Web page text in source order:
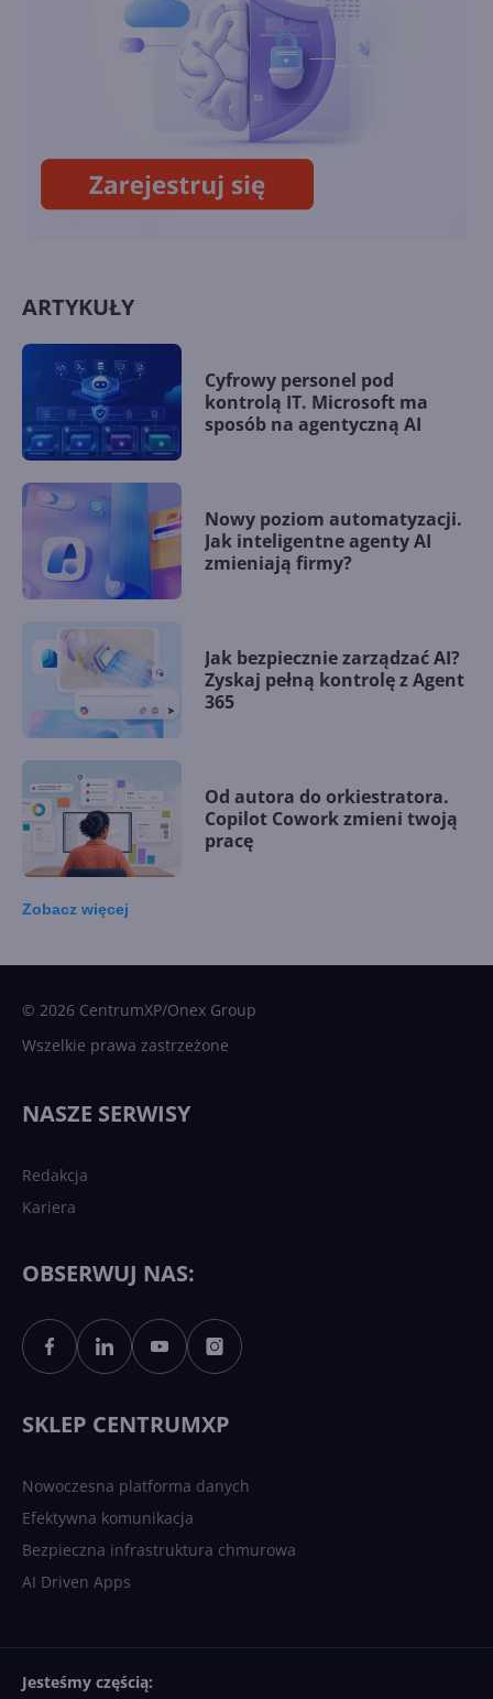
Krajowe finały Imagine Cup
2012 rozpoczęte!
ARTYKUŁY
Cyfrowy personel pod
kontrolą IT. Microsoft ma
sposób na agentyczną AI
Nowy poziom automatyzacji.
Jak inteligentne agenty AI
zmieniają firmy?
Jak bezpiecznie zarządzać AI?
Zyskaj pełną kontrolę z Agent
365
Od autora do orkiestratora.
Copilot Cowork zmieni twoją
pracę
Sztuczna inteligencja po
polsku. Dość barier
Zobacz więcej
© 2026 CentrumXP/Onex Group
Wszelkie prawa zastrzeżone
NASZE SERWISY
Redakcja
Kariera
OBSERWUJ NAS:
SKLEP CENTRUMXP
Nowoczesna platforma danych
Efektywna komunikacja
Bezpieczna infrastruktura chmurowa
AI Driven Apps
Jesteśmy częścią: